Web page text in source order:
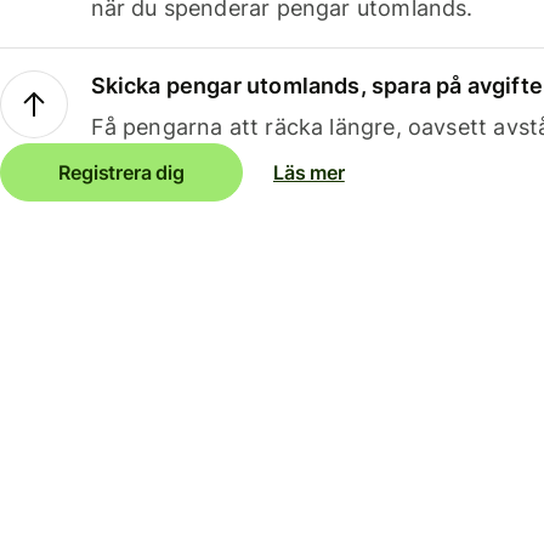
när du spenderar pengar utomlands.
Skicka pengar utomlands, spara på
Få pengarna att räcka längre, oavsett
Registrera dig Läs mer